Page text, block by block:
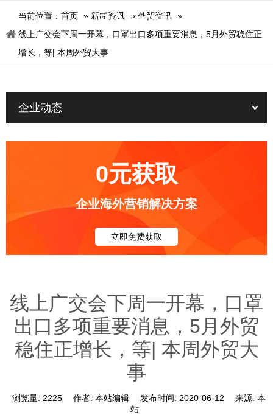
当前位置： 首页 » 新闻资讯 » 外贸资讯 »
线上广交会下周一开幕，口罩出口多项重要消息，5月外贸稳住正
增长，等| 本周外贸大事
企业动态
0元获取
企业海外营销解决方案
立即免费获取
线上广交会下周一开幕，口罩
出口多项重要消息，5月外贸
稳住正增长，等| 本周外贸大
事
浏览量: 2225 作者: 本站编辑 发布时间: 2020-06-12 来源: 本
站